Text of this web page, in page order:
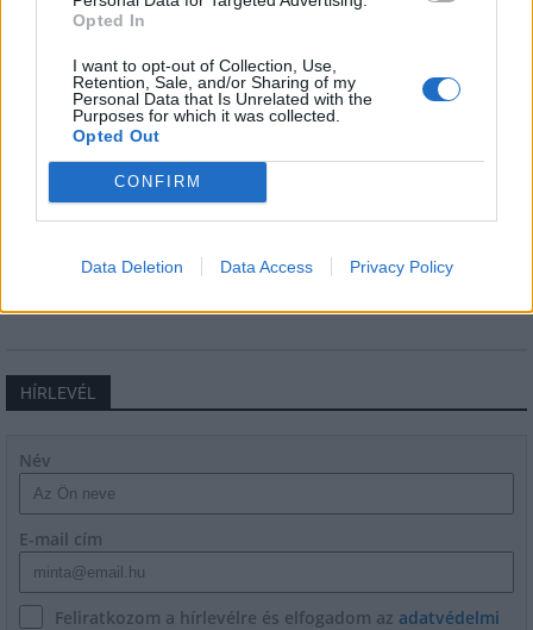
Opted In
I want to opt-out of Collection, Use,
Retention, Sale, and/or Sharing of my
Personal Data that Is Unrelated with the
Purposes for which it was collected.
Opted Out
CONFIRM
Data Deletion Data Access Privacy Policy
Csökkenti Józsefváros az üresen álló lakásállományát
HÍRLEVÉL
Név
E-mail cím
Feliratkozom a hírlevélre és elfogadom az adatvédelmi